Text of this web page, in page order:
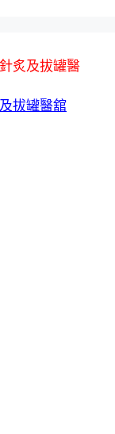
炙及拔罐醫
拔罐醫舘